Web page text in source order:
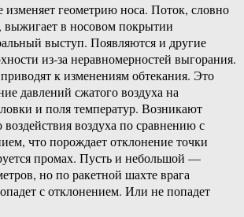
изменяет геометрию носа. Поток, словно
выжигает в носовом покрытии
выступ. Появляются и другие
из-за неравномерностей выгорания.
к изменениям обтекания. Это
давлений сжатого воздуха на
и поля температур. Возникают
воздуха по сравнению с
что порождает отклонение точки
промах. Пусть и небольшой —
но по ракетной шахте врага
с отклонением. Или не попадет